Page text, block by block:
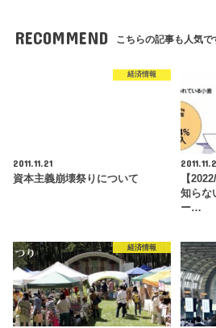
RECOMMEND こちらの記事も人気で
経済情報
2011.11.21
資本主義崩壊祭りについて
【
知ら
ー…
経済情報